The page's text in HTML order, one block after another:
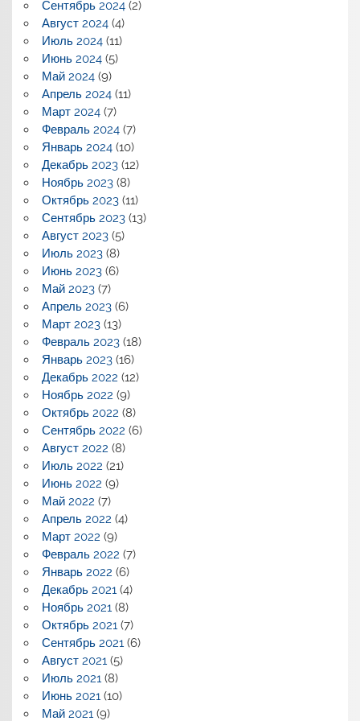
Сентябрь 2024(2)
Август 2024(4)
Июль 2024(11)
Июнь 2024(5)
Май 2024(9)
Апрель 2024(11)
Март 2024(7)
Февраль 2024(7)
Январь 2024(10)
Декабрь 2023(12)
Ноябрь 2023(8)
Октябрь 2023(11)
Сентябрь 2023(13)
Август 2023(5)
Июль 2023(8)
Июнь 2023(6)
Май 2023(7)
Апрель 2023(6)
Март 2023(13)
Февраль 2023(18)
Январь 2023(16)
Декабрь 2022 (12)
Ноябрь 2022 (9)
Октябрь 2022 (8)
Сентябрь 2022 (6)
Август 2022 (8)
Июль 2022 (21)
Июнь 2022 (9)
Май 2022 (7)
Апрель 2022 (4)
Март 2022 (9)
Февраль 2022 (7)
Январь 2022 (6)
Декабрь 2021(4)
Ноябрь 2021(8)
Октябрь 2021(7)
Сентябрь 2021(6)
Август 2021(5)
Июль 2021(8)
Июнь 2021(10)
Май 2021(9)